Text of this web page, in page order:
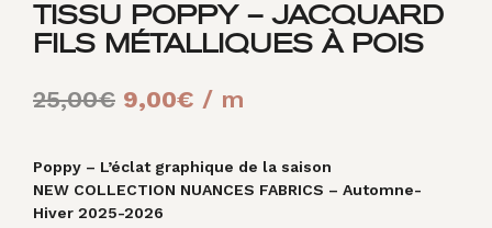
TISSU POPPY – JACQUARD
FILS MÉTALLIQUES À POIS
25,00€ Le
initial
était :
9,00€ Le
actuel
/ m
Poppy – L’éclat graphique de la saison
NEW COLLECTION NUANCES FABRICS – Automne-
Hiver 2025-2026